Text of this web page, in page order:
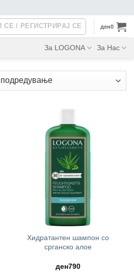
СЕ / РЕГИСТРИРАЈ СЕ ден0
За LOGONA За Нас
Хидратантен шампон со
срганско алое
ден790